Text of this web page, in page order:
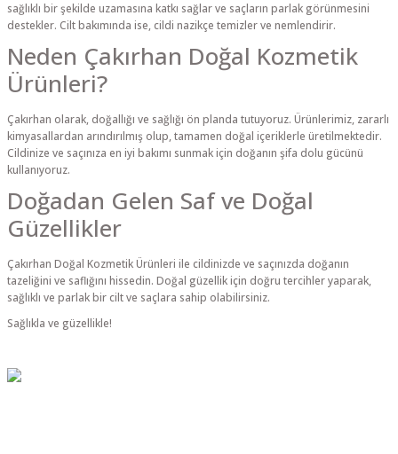
sağlıklı bir şekilde uzamasına katkı sağlar ve saçların parlak görünmesini
destekler. Cilt bakımında ise, cildi nazikçe temizler ve nemlendirir.
Neden Çakırhan Doğal Kozmetik
Ürünleri?
Çakırhan olarak, doğallığı ve sağlığı ön planda tutuyoruz. Ürünlerimiz, zararlı
kimyasallardan arındırılmış olup, tamamen doğal içeriklerle üretilmektedir.
Cildinize ve saçınıza en iyi bakımı sunmak için doğanın şifa dolu gücünü
kullanıyoruz.
Doğadan Gelen Saf ve Doğal
Güzellikler
Çakırhan Doğal Kozmetik Ürünleri ile cildinizde ve saçınızda doğanın
tazeliğini ve saflığını hissedin. Doğal güzellik için doğru tercihler yaparak,
sağlıklı ve parlak bir cilt ve saçlara sahip olabilirsiniz.
Sağlıkla ve güzellikle!